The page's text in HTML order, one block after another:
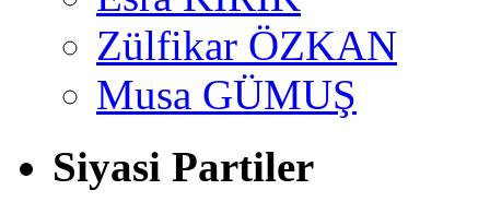
Zülfikar ÖZKAN
Musa GÜMUŞ
Siyasi Partiler